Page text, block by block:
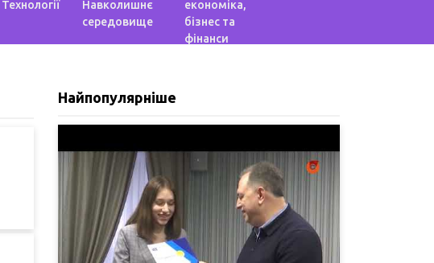
Технології
Навколишнє
середовище
економіка,
бізнес та
фінанси
Найпопулярніше